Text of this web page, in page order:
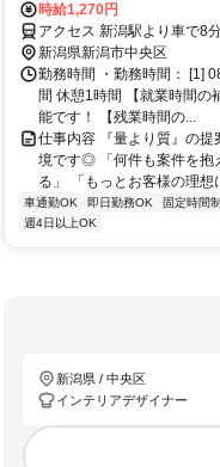
時給1,270円
アクセス 新潟駅より車で8
新潟県新潟市中央区
勤務時間 ・勤務時間： [1]
間 休憩1時間 【就業時間の
能です！ 【残業時間の...
仕事内容 『量より質』の
境です◎ 「何件も案件を抱
る」 「もっとお客様の理想
車通勤OK 即日勤務OK 固定時間制
週4日以上OK
新潟県 / 中央区
インテリアデザイナー